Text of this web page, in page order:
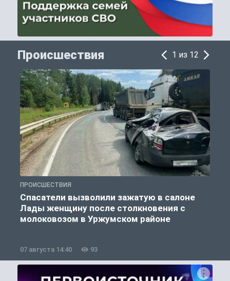
Происшествия 1 из 12
ПРОИСШЕСТВИЯ
Спасатели вызволили зажатую в салоне
Лады женщину после столкновения с
молоковозом в Уржумском районе
07 августа 14:40 93